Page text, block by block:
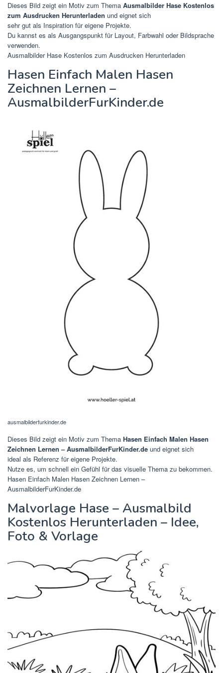
Dieses Bild zeigt ein Motiv zum Thema Ausmalbilder Hase Kostenlos
zum Ausdrucken Herunterladen und eignet sich
sehr gut als Inspiration für eigene Projekte.
Du kannst es als Ausgangspunkt für Layout, Farbwahl oder Bildsprache
verwenden.
Ausmalbilder Hase Kostenlos zum Ausdrucken Herunterladen
Hasen Einfach Malen Hasen
Zeichnen Lernen –
AusmalbilderFurKinder.de
ausmalbilderfurkinder.de
Dieses Bild zeigt ein Motiv zum Thema Hasen Einfach Malen Hasen
Zeichnen Lernen – AusmalbilderFurKinder.de und eignet sich
ideal als Referenz für eigene Projekte.
Nutze es, um schnell ein Gefühl für das visuelle Thema zu bekommen.
Hasen Einfach Malen Hasen Zeichnen Lernen –
AusmalbilderFurKinder.de
Malvorlage Hase – Ausmalbild
Kostenlos Herunterladen – Idee,
Foto & Vorlage